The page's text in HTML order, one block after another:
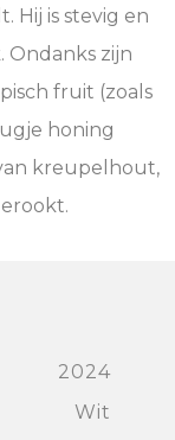
Hij is stevig en
Ondanks zijn
fruit (zoals
honing
kreupelhout,
2024
Wit